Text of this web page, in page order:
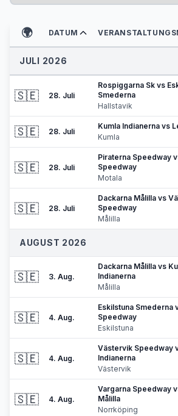
🌍 DATUM
JULI 2026
🇸🇪 28. Juli
Rospiggarna Sk vs
Smederna
Hallstavik
🇸🇪 28. Juli
Kumla Indianerna vs
Kumla
🇸🇪 28. Juli
Piraterna Speedway
Speedway
Motala
🇸🇪 28. Juli
Dackarna Målilla vs
Speedway
Målilla
AUGUST 2026
🇸🇪 3. Aug.
Dackarna Målilla vs
Indianerna
Målilla
🇸🇪 4. Aug.
Eskilstuna Smederna
Speedway
Eskilstuna
🇸🇪 4. Aug.
Västervik Speedway
Indianerna
Västervik
🇸🇪 4. Aug.
Vargarna Speedway
Målilla
Norrköping